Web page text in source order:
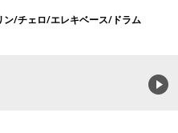
ン/チェロ/エレキベース/ドラム